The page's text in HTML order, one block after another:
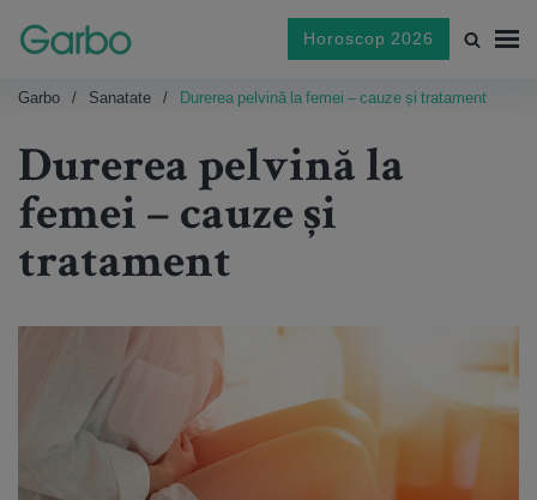
Horoscop 2026
Garbo Sanatate Durerea pelvină la femei – cauze și tratament
Durerea pelvină la
femei – cauze și
tratament